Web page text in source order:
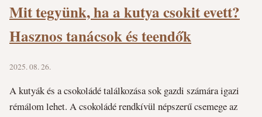
Mit tegyünk, ha a kutya csokit evett?
Hasznos tanácsok és teendők
2025. 08. 26.
A kutyák és a csokoládé találkozása sok gazdi számára igazi
rémálom lehet. A csokoládé rendkívül népszerű csemege az